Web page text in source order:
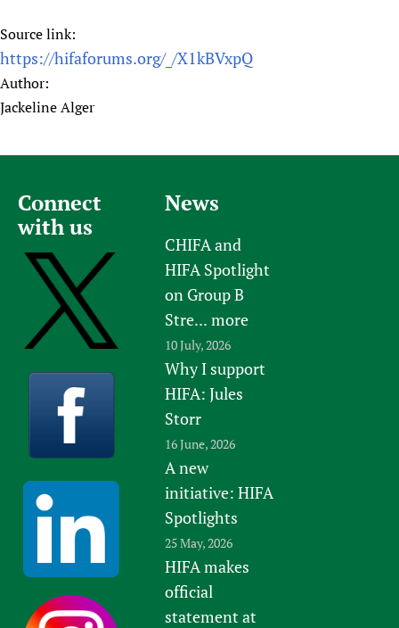
Source link:
https://hifaforums.org/_/X1kBVxpQ
Author:
Jackeline Alger
Connect
with us
News
CHIFA and
HIFA Spotlight
on Group B
Stre... more
10 July, 2026
Why I support
HIFA: Jules
Storr
16 June, 2026
A new
initiative: HIFA
Spotlights
25 May, 2026
HIFA makes
official
statement at